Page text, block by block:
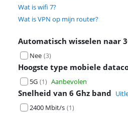
Wat is wifi 7?
Wat is VPN op mijn router?
Automatisch wisselen naar
Nee (3)
Hoogste type mobiele
5G (1) Aanbevolen
Snelheid van 6 Ghz band
2400 Mbit/s (1)